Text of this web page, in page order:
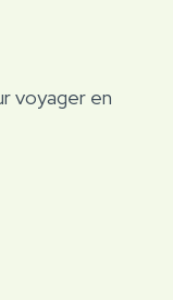
voyager en